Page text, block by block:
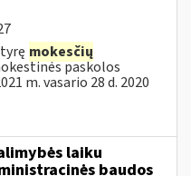
mokesčių
paskolos
m. vasario 28 d. 2020
laiku
baudos